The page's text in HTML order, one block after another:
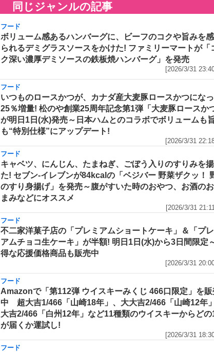
同じジャンルの記事
フード
ボリューム感あるハンバーグに、ビーフのコクや旨みを
られるデミグラスソースをかけた! ファミリーマートが「
ク深い濃厚デミソースの鉄板焼ハンバーグ」を発売
[2026/3/31
フード
いつものロースかつが、カナダ産大麦豚ロースかつにな
25％増量! 松のや創業25周年記念第1弾「大麦豚ロースか
が明日1日(水)発売～日本ハムとのコラボでボリュームも
も“特別仕様”にアップデート!
[2026/3/31
フード
キャベツ、にんじん、たまねぎ、ごぼう入りのすりみを
た! セブン‐イレブンが84kcalの「ベジバー 野菜ザクッ！
のすり身揚げ」を発売～腹がすいた時のおやつ、お酒の
まみなどにオススメ
[2026/3/31
フード
不二家洋菓子店の「プレミアムショートケーキ」＆「プレ
アムチョコ生ケーキ」が半額! 明日1日(水)から3日間限定
得な応援価格商品も販売中
[2026/3/31
フード
Amazonで「第112弾 ウイスキーみくじ 466口限定」を販
中 超大吉1/466「山崎18年」、大大吉2/466「山崎12年」
大吉2/466「白州12年」など11種類のウイスキーからどの
が届くか運試し!
[2026/3/31
フード